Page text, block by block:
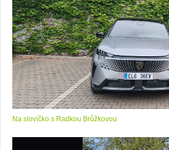
Na slovíčko s Radkou Brůžkovou